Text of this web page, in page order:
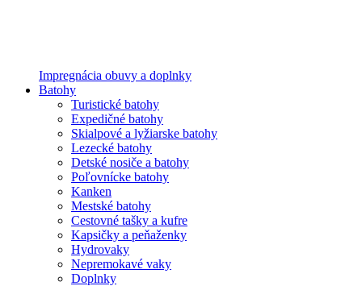
Impregnácia obuvy a doplnky
Batohy
Turistické batohy
Expedičné batohy
Skialpové a lyžiarske batohy
Lezecké batohy
Detské nosiče a batohy
Poľovnícke batohy
Kanken
Mestské batohy
Cestovné tašky a kufre
Kapsičky a peňaženky
Hydrovaky
Nepremokavé vaky
Doplnky